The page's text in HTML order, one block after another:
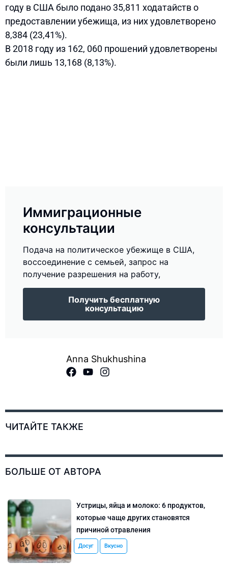
году в США было подано 35,811 ходатайств о
предоставлении убежища, из них удовлетворено
8,384 (23,41%).
В 2018 году из 162, 060 прошений удовлетворены
были лишь 13,168 (8,13%).
Иммиграционные
консультации
Подача на политическое убежище в США,
воссоединение с семьей, запрос на
получение разрешения на работу,
Получить бесплатную
консультацию
Anna Shukhushina
ЧИТАЙТЕ ТАКЖЕ
БОЛЬШЕ ОТ АВТОРА
Устрицы, яйца и молоко: 6 продуктов,
которые чаще других становятся
причиной отравления
Досуг Вкусно